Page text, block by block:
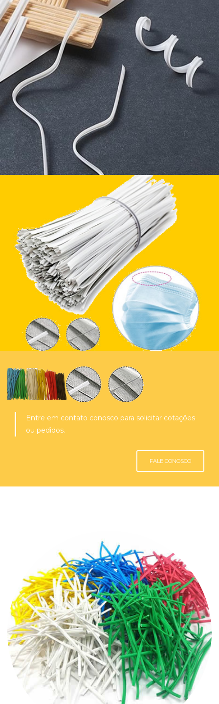
Entre em contato conosco para solicitar cotações
ou pedidos.
FALE CONOSCO